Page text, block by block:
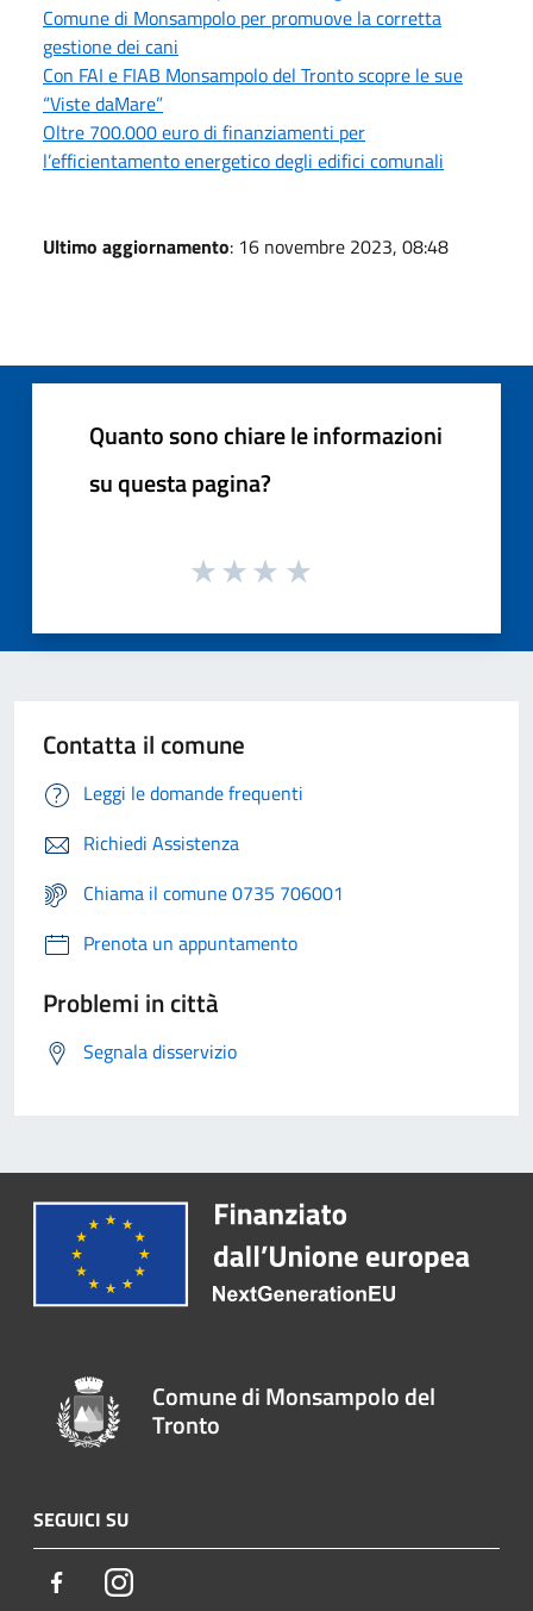
Comune di Monsampolo per promuove la corretta
gestione dei cani
Con FAI e FIAB Monsampolo del Tronto scopre le sue
“Viste daMare”
Oltre 700.000 euro di finanziamenti per
l’efficientamento energetico degli edifici comunali
Ultimo aggiornamento: 16 novembre 2023, 08:48
Quanto sono chiare le informazioni
su questa pagina?
Contatta il comune
Leggi le domande frequenti
Richiedi Assistenza
Chiama il comune 0735 706001
Prenota un appuntamento
Problemi in città
Segnala disservizio
Comune di Monsampolo del
Tronto
SEGUICI SU
FacebookInstagram